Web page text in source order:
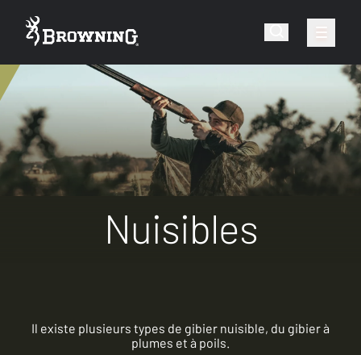
Nuisibles
Il existe plusieurs types de gibier nuisible, du gibier à
plumes et à poils.